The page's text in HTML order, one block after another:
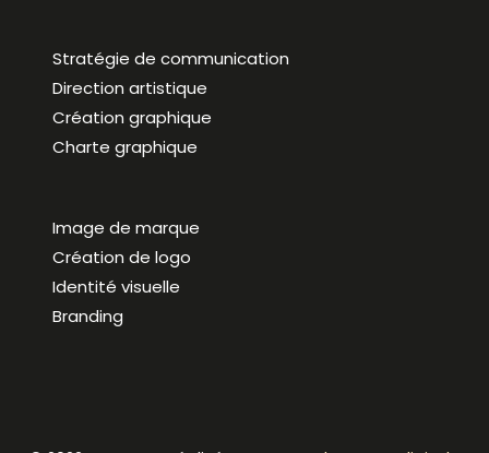
Stratégie de communication
Direction artistique
Création graphique
Charte graphique
Image de marque
Création de logo
Identité visuelle
Branding